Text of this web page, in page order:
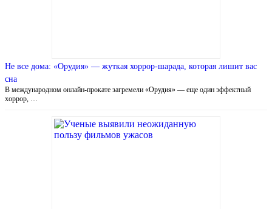
Не все дома: «Орудия» — жуткая хоррор-шарада, которая лишит вас
сна
В международном онлайн-прокате загремели «Орудия» — еще один эффектный
хоррор, …